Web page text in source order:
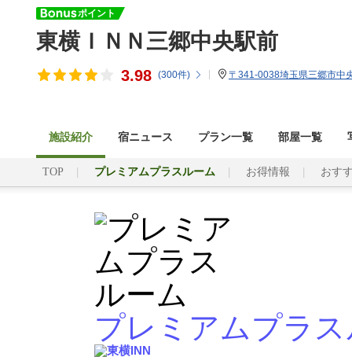
東横ＩＮＮ三郷中央駅前
3.98 (300件) 〒341-0038埼玉県三郷市中
施設紹介 宿ニュース プラン一覧 部屋一覧
TOP プレミアムプラスルーム お得情報 おす
プレミアムプラ